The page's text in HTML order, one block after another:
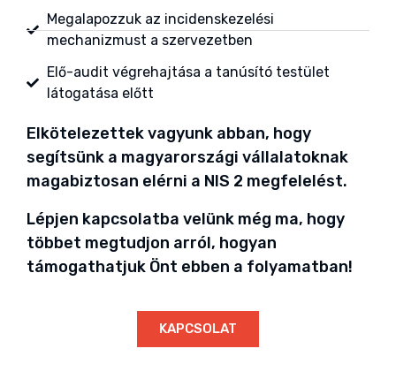
Megalapozzuk az incidenskezelési
mechanizmust a szervezetben
Elő-audit végrehajtása a tanúsító testület
látogatása előtt
Elkötelezettek vagyunk abban, hogy
segítsünk a magyarországi vállalatoknak
magabiztosan elérni a NIS 2 megfelelést.
Lépjen kapcsolatba velünk még ma, hogy
többet megtudjon arról, hogyan
támogathatjuk Önt ebben a folyamatban!
KAPCSOLAT